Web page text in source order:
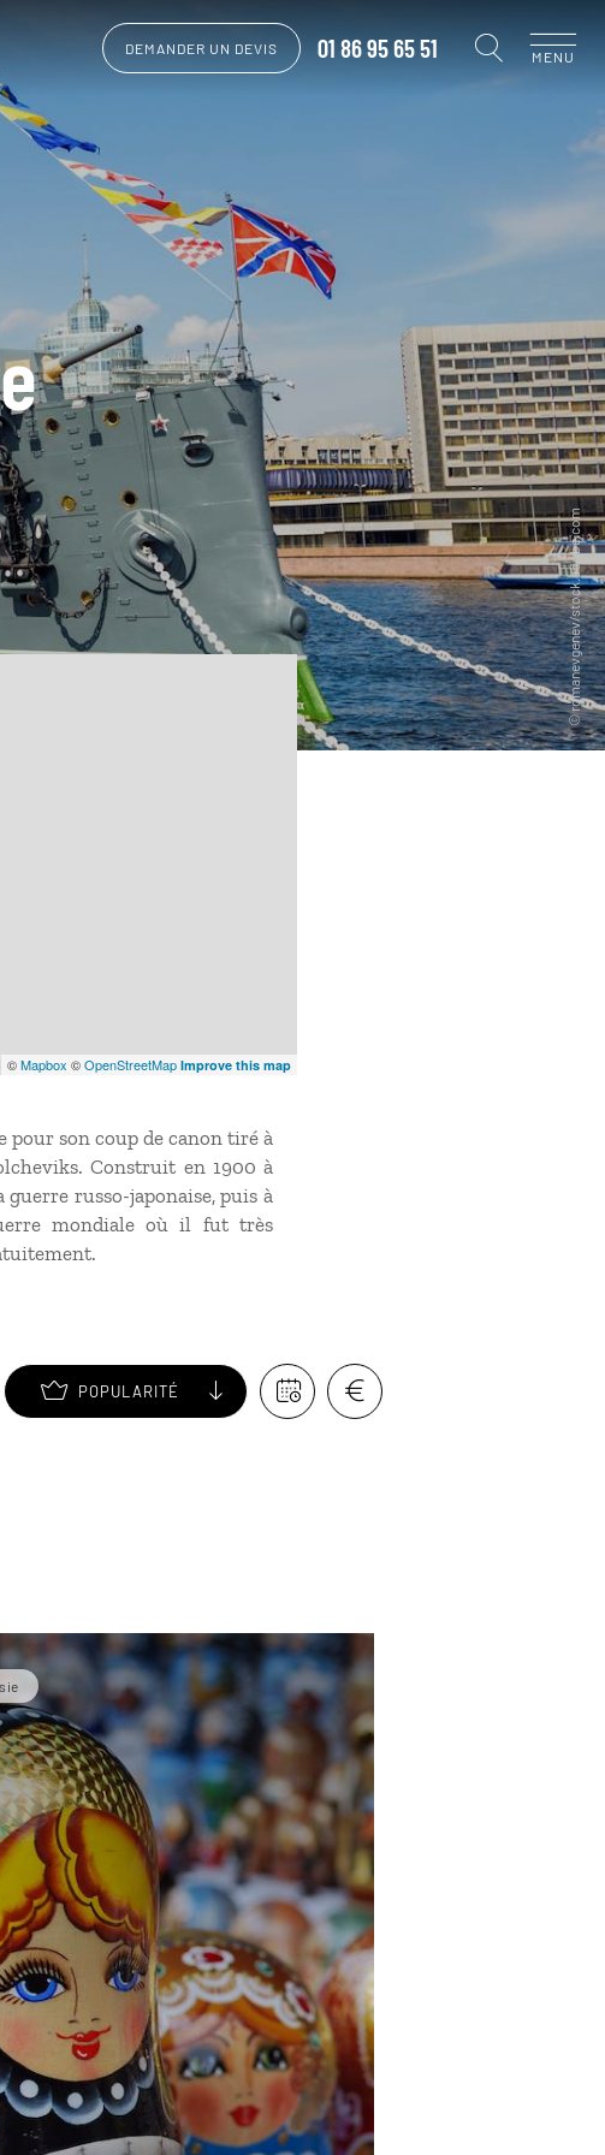
DEMANDER UN DEVIS 01 86 95 65 51 MENU
©Mapbox ©OpenStreetMap Improve this map
pour son coup de canon tiré à
Construit en 1900 à
guerre russo-japonaise, puis à
mondiale où il fut très
POPULARITÉ